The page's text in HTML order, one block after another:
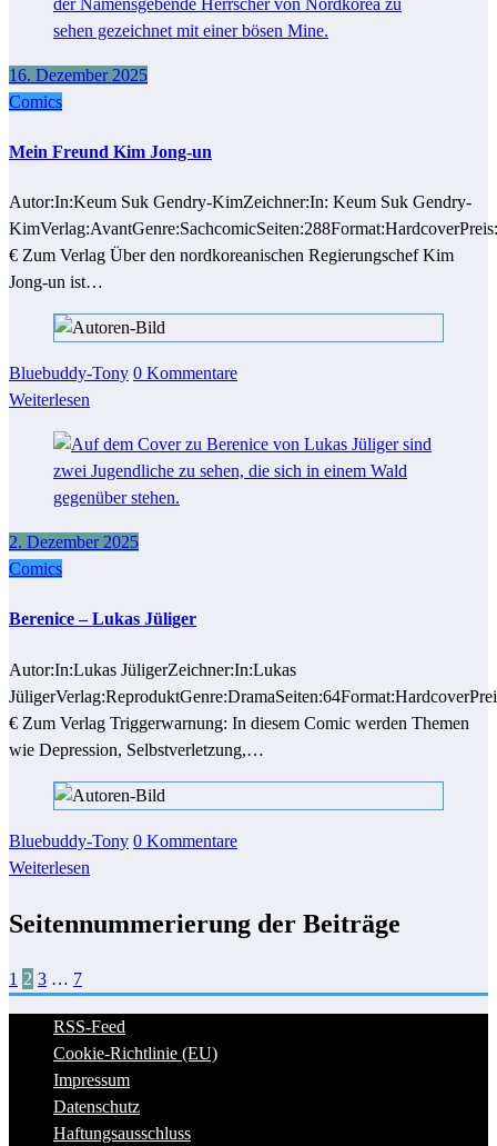
16. Dezember 2025
Comics
Mein Freund Kim Jong-un
Autor:In:Keum Suk Gendry-KimZeichner:In: Keum Suk Gendry-
€ Zum Verlag Über den nordkoreanischen Regierungschef Kim
Jong-un ist…
Bluebuddy-Tony 0 Kommentare
Weiterlesen
2. Dezember 2025
Comics
Berenice – Lukas Jüliger
Autor:In:Lukas JüligerZeichner:In:Lukas
€ Zum Verlag Triggerwarnung: In diesem Comic werden Themen
wie Depression, Selbstverletzung,…
Bluebuddy-Tony 0 Kommentare
Weiterlesen
Seitennummerierung der Beiträge
1 2 3 … 7
RSS-Feed
Cookie-Richtlinie (EU)
Impressum
Datenschutz
Haftungsausschluss